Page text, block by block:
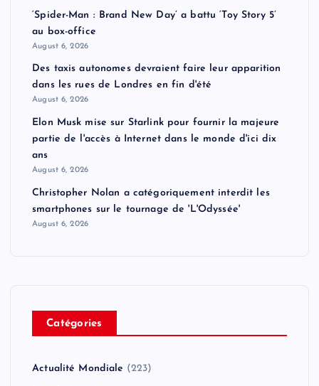
‘Spider-Man : Brand New Day’ a battu ‘Toy Story 5’
au box-office
August 6, 2026
Des taxis autonomes devraient faire leur apparition
dans les rues de Londres en fin d'été
August 6, 2026
Elon Musk mise sur Starlink pour fournir la majeure
partie de l'accès à Internet dans le monde d'ici dix
ans
August 6, 2026
Christopher Nolan a catégoriquement interdit les
smartphones sur le tournage de 'L'Odyssée'
August 6, 2026
Catégories
Actualité Mondiale (223)